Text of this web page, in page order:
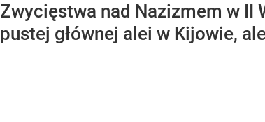
Zwycięstwa nad Nazizmem w II
pustej głównej alei w Kijowie,